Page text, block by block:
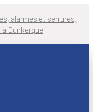
alarmes et serrures,
Dunkerque